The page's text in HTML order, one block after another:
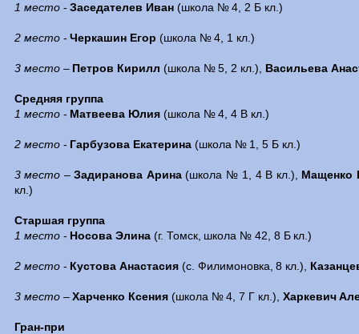
1 место -Заседателев Иван (школа № 4, 2 Б кл.)
2 место -Черкашин Егор (школа № 4, 1 кл.)
3 место – Петров Кирилл (школа № 5, 2 кл.), Васильева
Средняя группа
1 место - Матвеева Юлия (школа № 4, 4 В кл.)
2 место - Гарбузова Екатерина (школа № 1, 5 Б кл.)
3 место –Задиранова Арина(школа № 1, 4 В кл.), Мащенко
кл.)
Старшая группа
1 место - Носова Элина (г. Томск, школа № 42, 8 Б кл.)
2 место - Кустова Анастасия (с. Филимоновка, 8 кл.),
3 место –Харченко Ксения (школа № 4, 7 Г кл.), Харкевич
Гран-при